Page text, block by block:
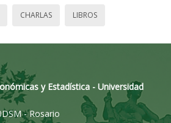
CHARLAS LIBROS
y Estadística - Universidad
- Rosario